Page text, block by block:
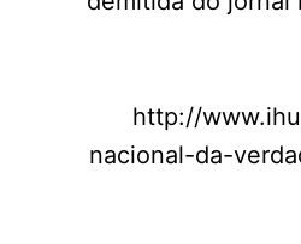
http://
nacional-da-